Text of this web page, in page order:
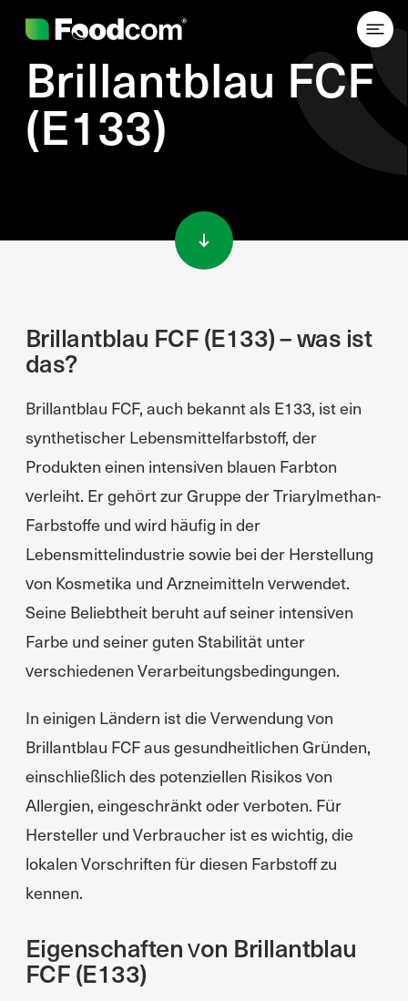
Brillantblau FCF
(E133)
Brillantblau FCF (E133) – was ist
das?
Brillantblau FCF, auch bekannt als E133, ist ein
synthetischer Lebensmittelfarbstoff, der
Produkten einen intensiven blauen Farbton
verleiht. Er gehört zur Gruppe der Triarylmethan-
Farbstoffe und wird häufig in der
Lebensmittelindustrie sowie bei der Herstellung
von Kosmetika und Arzneimitteln verwendet.
Seine Beliebtheit beruht auf seiner intensiven
Farbe und seiner guten Stabilität unter
verschiedenen Verarbeitungsbedingungen.
In einigen Ländern ist die Verwendung von
Brillantblau FCF aus gesundheitlichen Gründen,
einschließlich des potenziellen Risikos von
Allergien, eingeschränkt oder verboten. Für
Hersteller und Verbraucher ist es wichtig, die
lokalen Vorschriften für diesen Farbstoff zu
kennen.
Eigenschaften von Brillantblau
FCF (E133)